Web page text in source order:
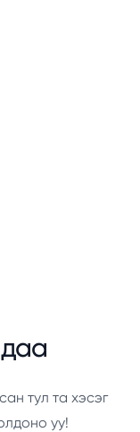
тул та хэсэг
уу!